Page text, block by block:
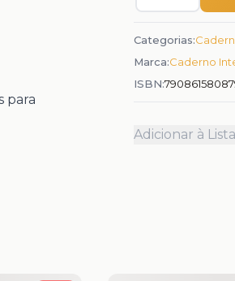
para
Categorias:
Marca:Caderno
ISBN:
Adicionar à